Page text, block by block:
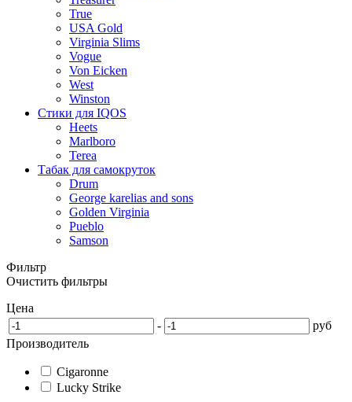
True
USA Gold
Virginia Slims
Vogue
Von Eicken
West
Winston
Стики для IQOS
Heets
Marlboro
Terea
Табак для самокруток
Drum
George karelias and sons
Golden Virginia
Pueblo
Samson
Фильтр
Очистить фильтры
Цена
-
руб
Производитель
Cigaronne
Lucky Strike